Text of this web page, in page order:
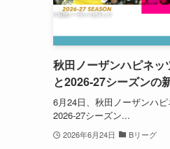
秋田ノーザンハピネ
と2026-27シーズンの
6月24日、秋田ノーザンハ
2026-27シーズン...
2026年6月24日 Bリーグ